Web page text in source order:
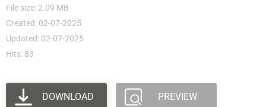
File size: 2.09 MB
Created: 02-07-2025
Updated: 02-07-2025
Hits: 83
DOWNLOAD PREVIEW